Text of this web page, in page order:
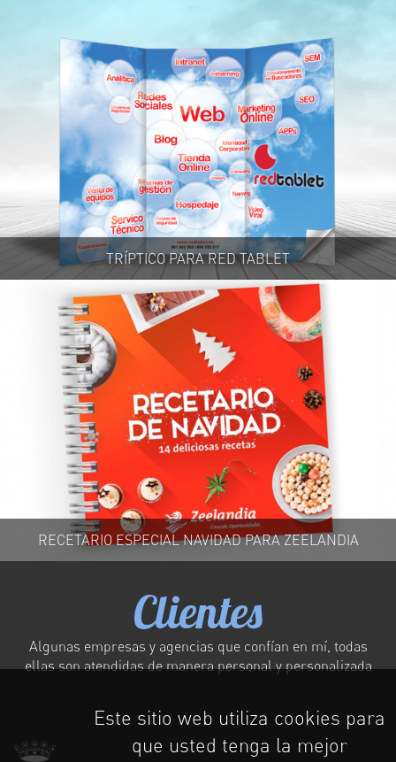
TRÍPTICO PARA RED TABLET
RECETARIO ESPECIAL NAVIDAD PARA ZEELANDIA
Clientes
Algunas empresas y agencias que confían en mí, todas
ellas son atendidas de manera personal y personalizada
Este sitio web utiliza cookies para
que usted tenga la mejor